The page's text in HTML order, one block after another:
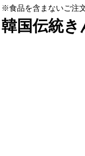
※食品を含まないご注文
韓国伝統